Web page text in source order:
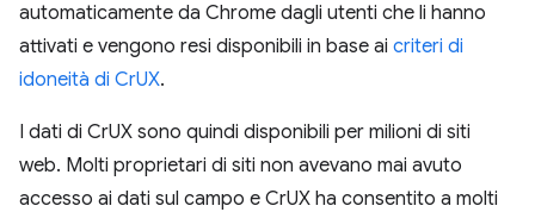
automaticamente da Chrome dagli utenti che li hanno
attivati e vengono resi disponibili in base ai criteri di
idoneità di CrUX.
I dati di CrUX sono quindi disponibili per milioni di siti
web. Molti proprietari di siti non avevano mai avuto
accesso ai dati sul campo e CrUX ha consentito a molti